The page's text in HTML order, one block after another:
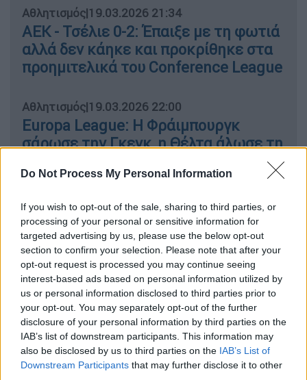
Do Not Process My Personal Information
If you wish to opt-out of the sale, sharing to third parties, or
processing of your personal or sensitive information for
targeted advertising by us, please use the below opt-out
section to confirm your selection. Please note that after your
opt-out request is processed you may continue seeing
interest-based ads based on personal information utilized by
us or personal information disclosed to third parties prior to
your opt-out. You may separately opt-out of the further
disclosure of your personal information by third parties on the
IAB’s list of downstream participants. This information may
also be disclosed by us to third parties on the IAB’s List of
Downstream Participants that may further disclose it to other
Αθλητισμός|19.03.2026 21:34
ΑΕΚ - Τσέλιε 0-2: Έπαιξε με τη φωτιά
αλλά δεν κάηκε και προκρίθηκε στα
προημιτελικά του Conference League
Αθλητισμός|19.03.2026 22:00
Europa League: Η Φράιμπουργκ
σάρωσε την Γκενκ, η Θέλτα άλωσε τη
μεγάλη ανατροπή
Η ομάδα του Ράφα Μπενίτεθ υπέστη βαριά
ήττα με 4-0 καθώς πλήρωσε τα λάθη και την
αδυναμία της να διαχειριστεί τα κρίσιμα
σημεία του αγώνα, χάνοντας την ευκαιρία να
επιστρέψει σε προημιτελικά ευρωπαϊκής
διοργάνωσης για πρώτη φορά μετά το 2003.
Η εικόνα του αγώνα διαμορφώθηκε από